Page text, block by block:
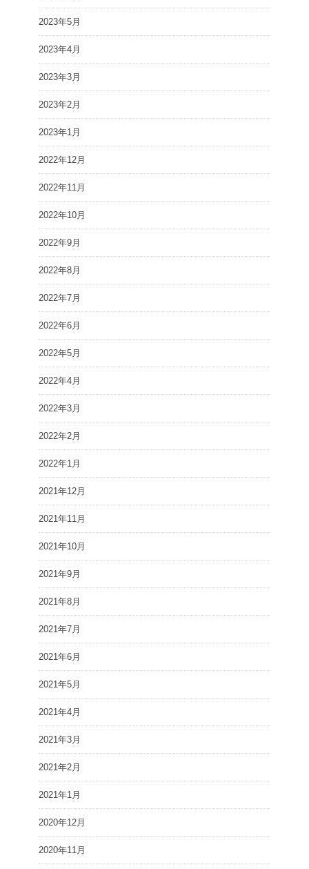
2023年5月
2023年4月
2023年3月
2023年2月
2023年1月
2022年12月
2022年11月
2022年10月
2022年9月
2022年8月
2022年7月
2022年6月
2022年5月
2022年4月
2022年3月
2022年2月
2022年1月
2021年12月
2021年11月
2021年10月
2021年9月
2021年8月
2021年7月
2021年6月
2021年5月
2021年4月
2021年3月
2021年2月
2021年1月
2020年12月
2020年11月